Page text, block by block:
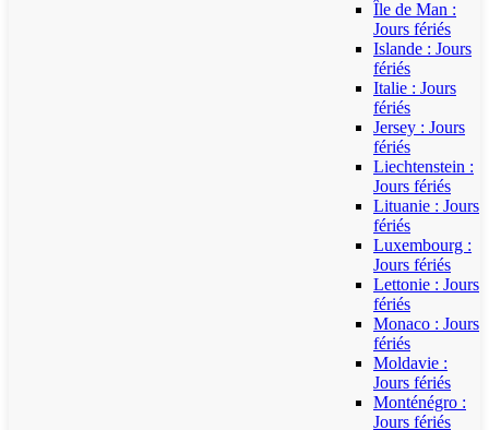
Île de Man :
Jours fériés
Islande : Jours
fériés
Italie : Jours
fériés
Jersey : Jours
fériés
Liechtenstein :
Jours fériés
Lituanie : Jours
fériés
Luxembourg :
Jours fériés
Lettonie : Jours
fériés
Monaco : Jours
fériés
Moldavie :
Jours fériés
Monténégro :
Jours fériés